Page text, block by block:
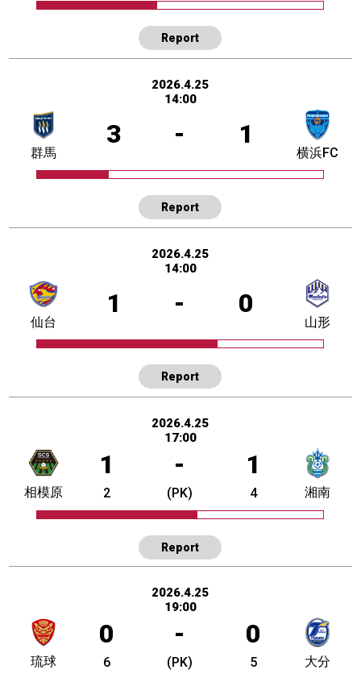
Report
2026.4.25
14:00
3 - 1
群馬 横浜FC
Report
2026.4.25
14:00
1 - 0
仙台 山形
Report
2026.4.25
17:00
1 - 1
相模原 2 (PK) 4 湘南
Report
2026.4.25
19:00
0 - 0
琉球 6 (PK) 5 大分